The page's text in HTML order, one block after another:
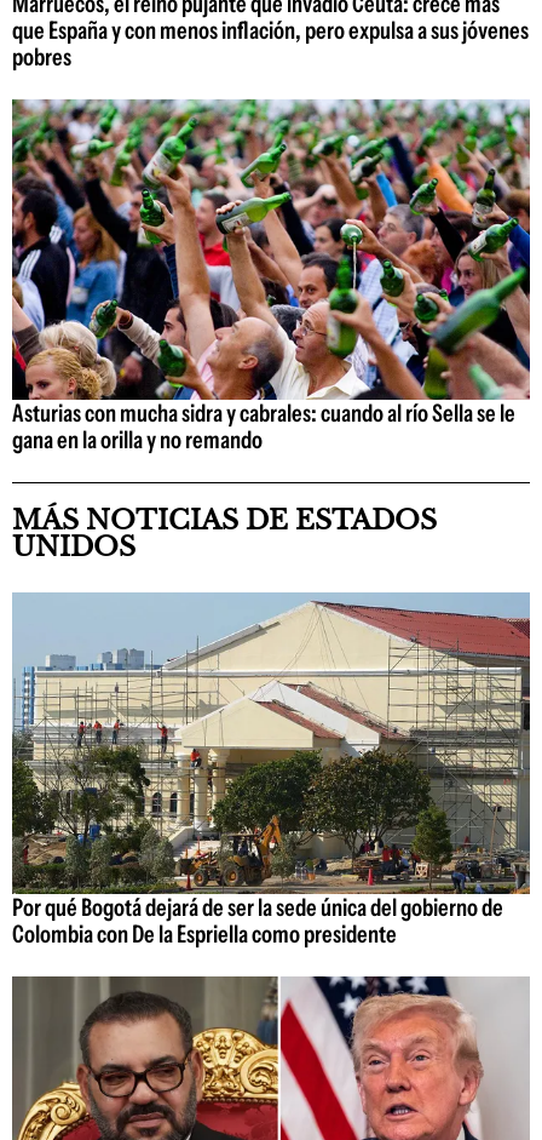
que España y con menos inflación, pero expulsa a sus jóvenes
pobres
Asturias con mucha sidra y cabrales: cuando al río Sella se le
gana en la orilla y no remando
MÁS NOTICIAS DE ESTADOS
UNIDOS
Por qué Bogotá dejará de ser la sede única del gobierno de
Colombia con De la Espriella como presidente